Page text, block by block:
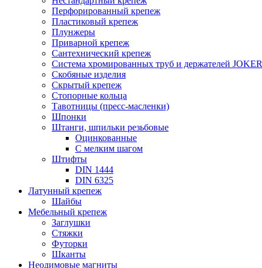
Перфорированный крепеж
Пластиковый крепеж
Плунжеры
Приварной крепеж
Сантехнический крепеж
Система хромированных труб и держателей JOKER
Скобяные изделия
Скрытый крепеж
Стопорные кольца
Тавотницы (пресс-масленки)
Шпонки
Штанги, шпильки резьбовые
Оцинкованные
С мелким шагом
Штифты
DIN 1444
DIN 6325
Латунный крепеж
Шайбы
Мебельный крепеж
Заглушки
Стяжки
Футорки
Шканты
Неодимовые магниты